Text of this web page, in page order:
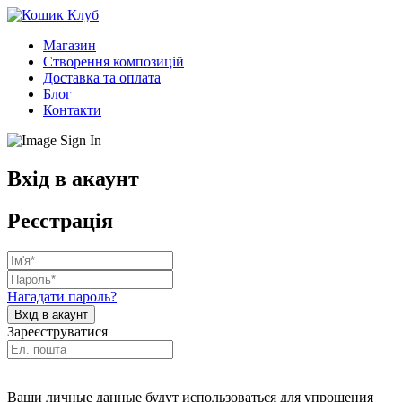
Магазин
Створення композицій
Доставка та оплата
Блог
Контакти
Вхід в акаунт
Реєстрація
Нагадати пароль?
Зареєструватися
Ваши личные данные будут использоваться для упрощения